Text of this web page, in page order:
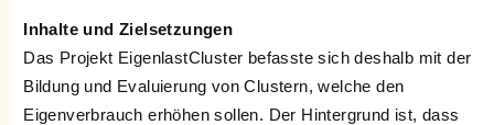
Inhalte und Zielsetzungen
Das Projekt EigenlastCluster befasste sich deshalb mit der
Bildung und Evaluierung von Clustern, welche den
Eigenverbrauch erhöhen sollen. Der Hintergrund ist, dass